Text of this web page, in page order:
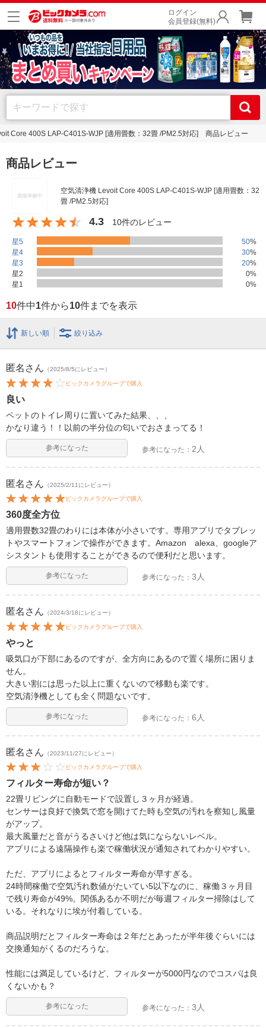
ログイン
会員登録(無料)
Core 400S LAP-C401S-WJP [適用畳数：32畳 /PM2.5対応] 商品レビュー
商品レビュー
空気清浄機 Levoit Core 400S LAP-C401S-WJP [適用畳数：32
畳 /PM2.5対応]
4.3 10件のレビュー
星5 50%
星4
30%
星3
20%
星2
0%
星1
0%
10件中1件から10件までを表示
新しい順 絞り込み
匿名 さん （2025/8/5にレビュー）
ビックカメラグループで購入
良い
ペットのトイレ周りに置いてみた結果、、、
かなり違う！！以前の半分位の匂いでおさまってる！
参考になった 参考になった： 2人
匿名 さん （2025/2/11にレビュー）
ビックカメラグループで購入
360度全方位
適用畳数32畳のわりには本体が小さいです。専用アプリでタブレッ
トやスマートフォンで操作ができます。Amazon alexa、googleア
シスタントも使用することができるので便利だと思います。
参考になった 参考になった：3人
匿名 さん （2024/3/18にレビュー）
ビックカメラグループで購入
やっと
吸気口が下部にあるのですが、全方向にあるので置く場所に困りま
せん。
大きい割には思った以上に重くないので移動も楽です。
空気清浄機としても全く問題ないです。
参考になった 参考になった：6人
匿名 さん （2023/11/27にレビュー）
ビックカメラグループで購入
フィルター寿命が短い？
22畳リビングに自動モードで設置し３ヶ月が経過。
センサーは良好で換気で窓を開けてた時も空気の汚れを察知し風量
がアップ。
最大風量だと音がうるさいけど他は気にならないレベル。
アプリによる遠隔操作も楽で稼働状況が通知されてわかりやすい。
ただ、アプリによるとフィルター寿命が早すぎる。
24時間稼働で空気汚れ数値がたいてい5以下なのに、稼働３ヶ月目
で残り寿命が49%。関係あるか不明だが毎週フィルター掃除はして
いる。それなりに埃が付着している。
商品説明だとフィルター寿命は２年だとあったが半年後ぐらいには
交換通知がくるのだろうな。
性能には満足しているけど、フィルターが5000円なのでコスパは良
くないかも？
参考になった 参考になった：3人